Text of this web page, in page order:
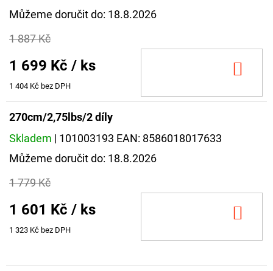
Můžeme doručit do: 18.8.2026
1 887 Kč
1 699 Kč / ks
1 404 Kč bez DPH
270cm/2,75lbs/2 díly
Skladem | 101003193 EAN: 8586018017633
Můžeme doručit do: 18.8.2026
1 779 Kč
1 601 Kč / ks
1 323 Kč bez DPH